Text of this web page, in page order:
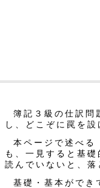
簿記３級の仕訳問
し、どこぞに罠を
本ページで述べる
も、一見すると基
読んでいないと、落
基礎・基本ができ